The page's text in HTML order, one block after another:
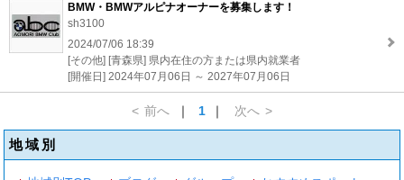
BMW・BMWアルピナオーナーを募集します！
sh3100
2024/07/06 18:39
[その他] [青森県] 県内在住の方または県内就業者
[開催日] 2024年07月06日 ～ 2027年07月06日
< 前へ ｜ 1 ｜ 次へ >
地域別